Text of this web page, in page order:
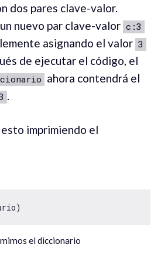
dos pares clave-valor.
nuevo par clave-valor c:3
asignando el valor 3
de ejecutar el código, el
ahora contendrá el
.
imprimiendo el
el diccionario